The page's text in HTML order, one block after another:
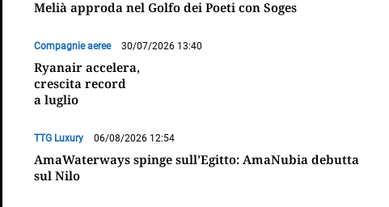
Melià approda nel Golfo dei Poeti con Soges
Compagnie aeree 30/07/2026 13:40
Ryanair accelera,
crescita record
a luglio
TTG Luxury 06/08/2026 12:54
AmaWaterways spinge sull’Egitto: AmaNubia debutta
sul Nilo